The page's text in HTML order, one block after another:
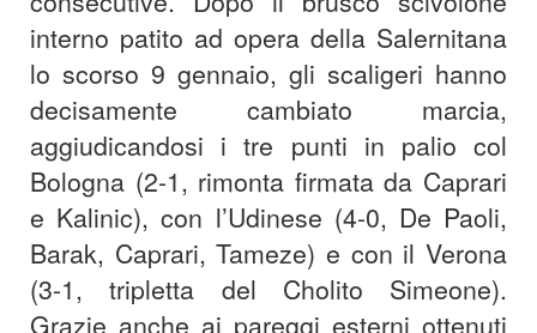
interno patito ad opera della Salernitana
lo scorso 9 gennaio, gli scaligeri hanno
decisamente cambiato marcia,
aggiudicandosi i tre punti in palio col
Bologna (2-1, rimonta firmata da Caprari
e Kalinic), con l’Udinese (4-0, De Paoli,
Barak, Caprari, Tameze) e con il Verona
(3-1, tripletta del Cholito Simeone).
Grazie anche ai pareggi esterni ottenuti